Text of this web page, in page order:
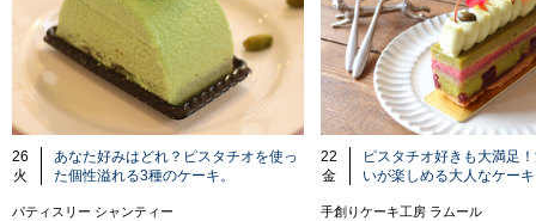
26
火
あなた好みはどれ？ピスタチオを使っ
た個性溢れる3種のケーキ。
パティスリー シャンティー
22
金
ピスタチオ好きも大満足
いが楽しめる大人なケー
手創りケーキ工房 ラムール